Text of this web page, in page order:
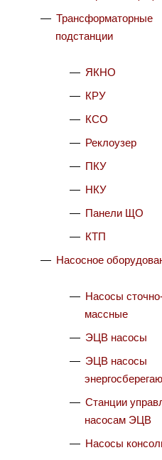
Трансформаторные
подстанции
ЯКНО
КРУ
КСО
Реклоузер
ПКУ
НКУ
Панели ЩО
КТП
Насосное
Насосы
массные
ЭЦВ насосы
ЭЦВ насосы
Станции
насосам ЭЦВ
Насосы